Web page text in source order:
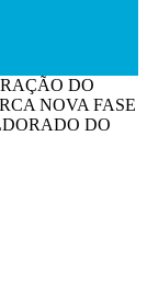
DO
NOVA FASE
DO